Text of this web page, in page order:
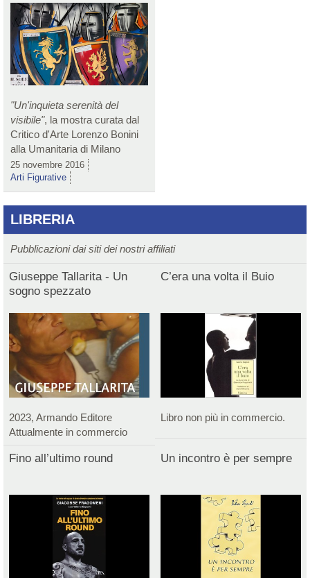
"Un'inquieta serenità del
visibile", la mostra curata dal
Critico d'Arte Lorenzo Bonini
alla Umanitaria di Milano
25 novembre 2016
Arti Figurative
LIBRERIA
Pubblicazioni dai siti dei nostri affiliati
Giuseppe Tallarita - Un
sogno spezzato
2023, Armando Editore
Attualmente in commercio
C’era una volta il Buio
Libro non più in commercio.
Fino all’ultimo round Un incontro è per sempre